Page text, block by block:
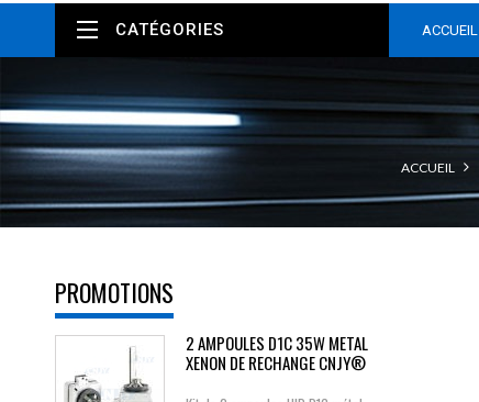
ACCUEIL
CATÉGORIES
ACCUEIL
PROMOTIONS
2 AMPOULES D1C 35W METAL
XENON DE RECHANGE CNJY®